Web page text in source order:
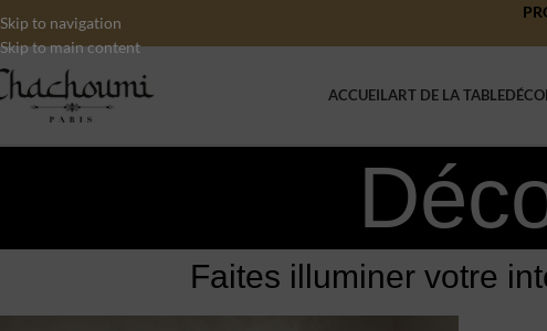
Skip to navigation
Skip to main content
ACCUEILART DE LA TABLE
Faites illuminer votre